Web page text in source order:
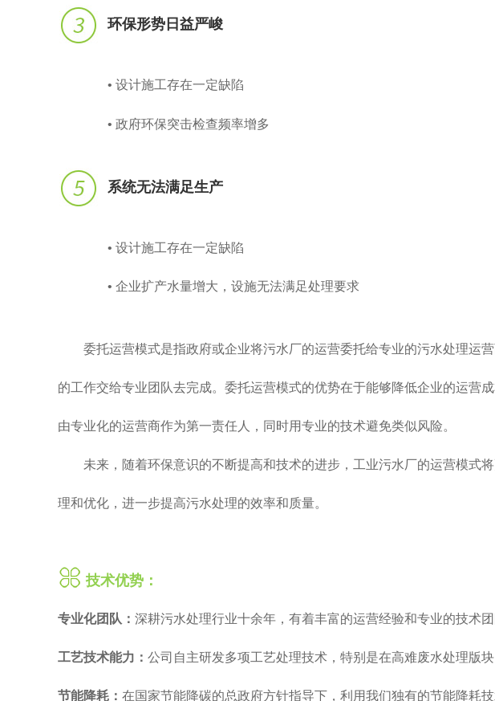
环保形势日益严峻
• 设计施工存在一定缺陷
• 政府环保突击检查频率增多
系统无法满足生产
• 设计施工存在一定缺陷
• 企业扩产水量增大，设施无法满足处理要求
委托运营模式是指政府或企业将污水厂的运营委托给专业的污水处理运
的工作交给专业团队去完成。委托运营模式的优势在于能够降低企业的运营
由专业化的运营商作为第一责任人，同时用专业的技术避免类似风险。
未来，随着环保意识的不断提高和技术的进步，工业污水厂的运营模式
理和优化，进一步提高污水处理的效率和质量。
技术优势：
专业化团队： 深耕污水处理行业十余年，有着丰富的运营经验和专业的技术
工艺技术能力： 公司自主研发多项工艺处理技术，特别是在高难废水处理版
节能降耗： 在国家节能降碳的总政府方针指导下，利用我们独有的节能降耗